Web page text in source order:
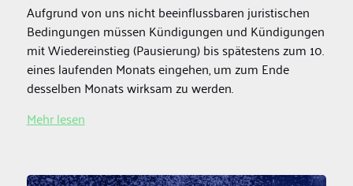
Aufgrund von uns nicht beeinflussbaren juristischen
Bedingungen müssen Kündigungen und Kündigungen
mit Wiedereinstieg (Pausierung) bis spätestens zum 10.
eines laufenden Monats eingehen, um zum Ende
desselben Monats wirksam zu werden.
Mehr lesen